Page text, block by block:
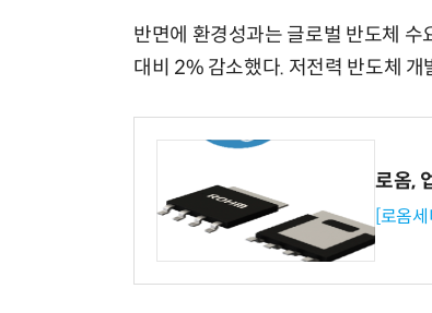
반면에 환경성과는 글로벌 반도체
대비 2% 감소했다. 저전력 반도체
로옴,
[로옴